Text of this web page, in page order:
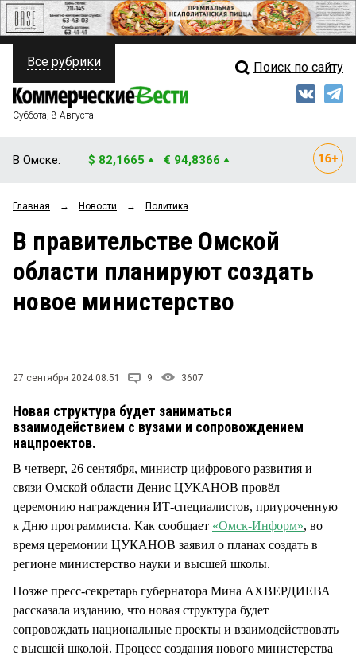
ПОЛИТИКА
ФИНАНСЫ
ОБЩЕСТВО
ЗАКОН
Свежий выпуск
Рейтинги
Блоги
Архив
Все рубрики Поиск по сайту
Суббота, 8 Августа
В Омске: $ 82,1665 € 94,8366
Главная → Новости → Политика
В правительстве Омской
области планируют создать
новое министерство
27 сентября 2024 08:51 9 3607
Новая структура будет заниматься
взаимодействием с вузами и сопровождением
нацпроектов.
В четверг, 26 сентября, министр цифрового развития и
связи Омской области Денис ЦУКАНОВ провёл
церемонию награждения ИТ-специалистов, приуроченную
к Дню программиста. Как сообщает «Омск-Информ», во
время церемонии ЦУКАНОВ заявил о планах создать в
регионе министерство науки и высшей школы.
Позже пресс-секретарь губернатора Мина АХВЕРДИЕВА
рассказала изданию, что новая структура будет
сопровождать национальные проекты и взаимодействовать
с высшей школой. Процесс создания нового министерства